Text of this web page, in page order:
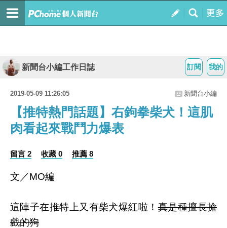
我的
訂閱
新聞台小編工作日誌
2019-05-09 11:26:05 新聞台小編
【推特熱門話題】右鉤拳柴犬！這肌
肉看起來戰鬥力爆表
留言 2 收藏 0 推薦 8
文／MO編
這陣子在推特上又有柴犬爆紅啦！真是種擅長搶
戲的狗